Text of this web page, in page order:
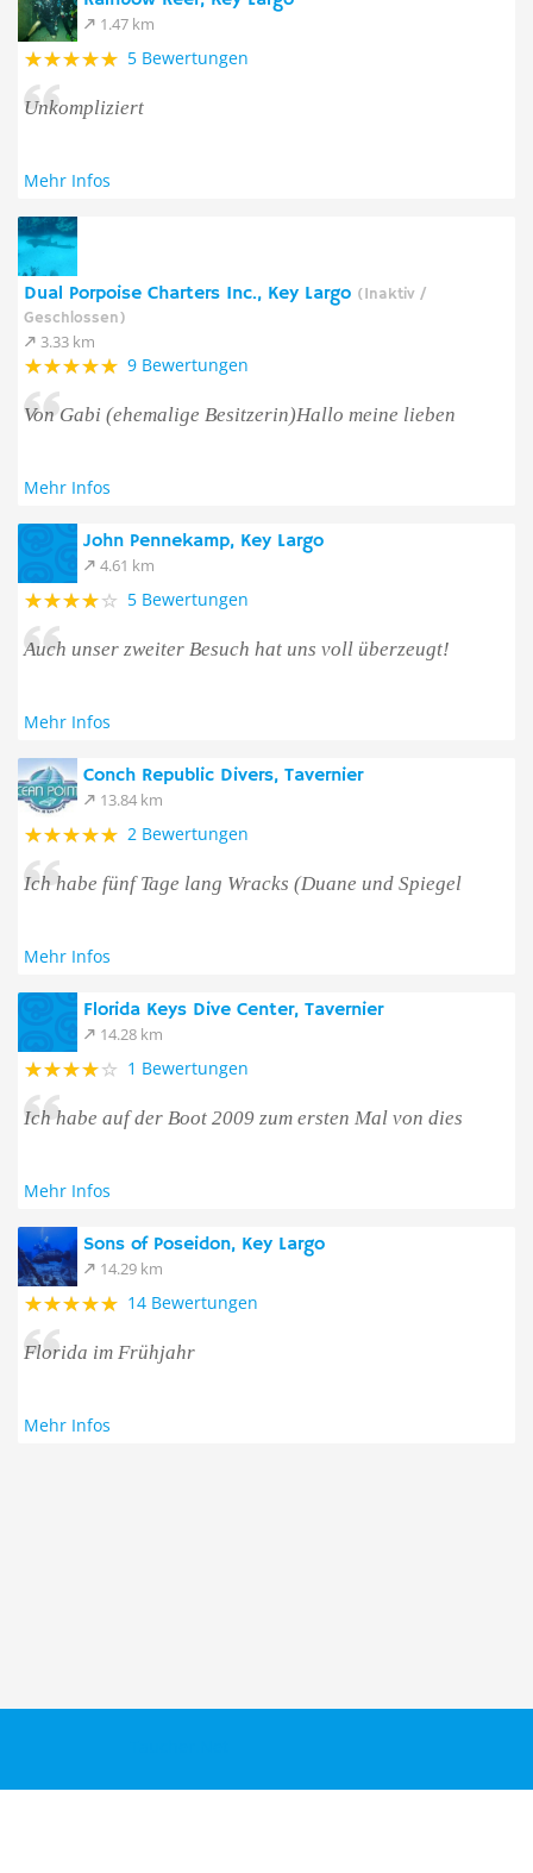
1.47 km
5 Bewertungen
Unkompliziert
Mehr Infos
Dual Porpoise Charters Inc., Key Largo (Inaktiv /
Geschlossen)
3.33 km
9 Bewertungen
Von Gabi (ehemalige Besitzerin)Hallo meine lieben
Mehr Infos
John Pennekamp, Key Largo
4.61 km
5 Bewertungen
Auch unser zweiter Besuch hat uns voll überzeugt!
Mehr Infos
Conch Republic Divers, Tavernier
13.84 km
2 Bewertungen
Ich habe fünf Tage lang Wracks (Duane und Spiegel
Mehr Infos
Florida Keys Dive Center, Tavernier
14.28 km
1 Bewertungen
Ich habe auf der Boot 2009 zum ersten Mal von dies
Mehr Infos
Sons of Poseidon, Key Largo
14.29 km
14 Bewertungen
Florida im Frühjahr
Mehr Infos